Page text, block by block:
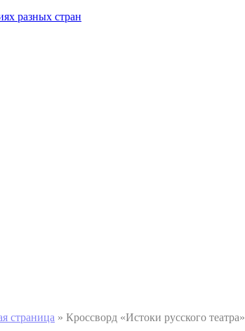
разных стран
страница » Кроссворд «Истоки русского театра»